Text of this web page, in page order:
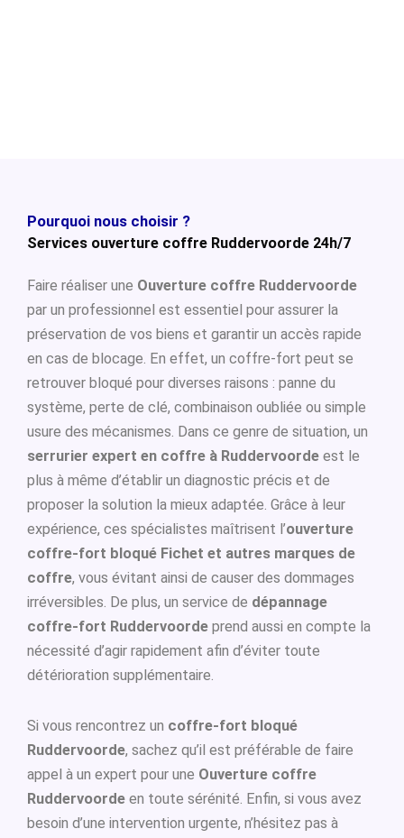
Pourquoi nous choisir ?
Services ouverture coffre Ruddervoorde 24h/7
Faire réaliser une Ouverture coffre Ruddervoorde
par un professionnel est essentiel pour assurer la
préservation de vos biens et garantir un accès rapide
en cas de blocage. En effet, un coffre-fort peut se
retrouver bloqué pour diverses raisons : panne du
système, perte de clé, combinaison oubliée ou simple
usure des mécanismes. Dans ce genre de situation, un
serrurier expert en coffre à Ruddervoorde est le
plus à même d’établir un diagnostic précis et de
proposer la solution la mieux adaptée. Grâce à leur
expérience, ces spécialistes maîtrisent l’ouverture
coffre-fort bloqué Fichet et autres marques de
coffre, vous évitant ainsi de causer des dommages
irréversibles. De plus, un service de dépannage
coffre-fort Ruddervoorde prend aussi en compte la
nécessité d’agir rapidement afin d’éviter toute
détérioration supplémentaire.
Si vous rencontrez un coffre-fort bloqué
Ruddervoorde, sachez qu’il est préférable de faire
appel à un expert pour une Ouverture coffre
Ruddervoorde en toute sérénité. Enfin, si vous avez
besoin d’une intervention urgente, n’hésitez pas à